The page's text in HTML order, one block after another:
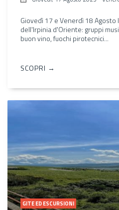
Giovedì 17 e Venerdì 18
dell'Irpinia d'Oriente: gruppi
buon vino, fuochi pirotecnici...
SCOPRI →
GITE ED ESCURSIONI